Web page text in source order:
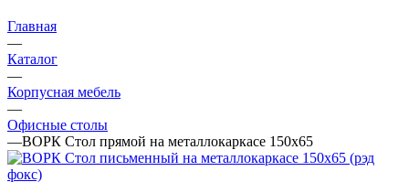
Главная
—
Каталог
—
Корпусная мебель
—
Офисные столы
—ВОРК Стол прямой на металлокаркасе 150х65